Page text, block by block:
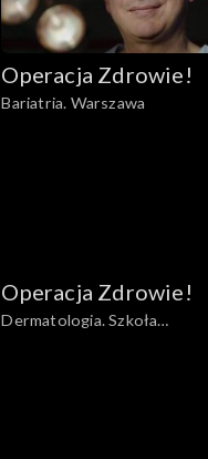
Operacja Zdrowie!
Bariatria. Warszawa
Operacja Zdrowie!
Dermatologia. Szkoła